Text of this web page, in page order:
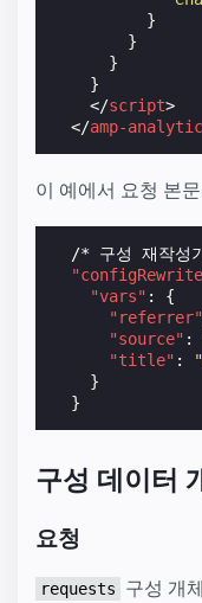
}
}
}
}
</script>
</amp-
이 예에서 요청 본
/* 구성 재작성
"vars" :
{
"referrer"
"source" :
"title" :
}
}
구성 데이터
요청
requests
구성 개